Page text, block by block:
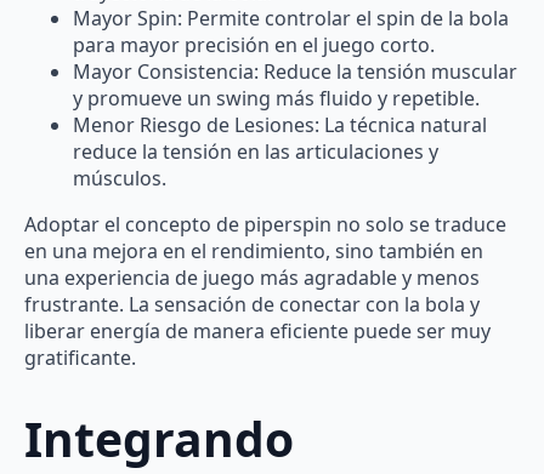
Mayor Spin: Permite controlar el spin de la bola
para mayor precisión en el juego corto.
Mayor Consistencia: Reduce la tensión muscular
y promueve un swing más fluido y repetible.
Menor Riesgo de Lesiones: La técnica natural
reduce la tensión en las articulaciones y
músculos.
Adoptar el concepto de piperspin no solo se traduce
en una mejora en el rendimiento, sino también en
una experiencia de juego más agradable y menos
frustrante. La sensación de conectar con la bola y
liberar energía de manera eficiente puede ser muy
gratificante.
Integrando